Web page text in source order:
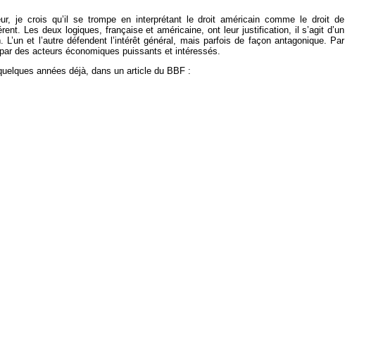
je crois qu’il se trompe en interprétant le droit américain comme le droit de
Les deux logiques, française et américaine, ont leur justification, il s’agit d’un
et l’autre défendent l’intérêt général, mais parfois de façon antagonique. Par
des acteurs économiques puissants et intéressés.
années déjà, dans un article du BBF :